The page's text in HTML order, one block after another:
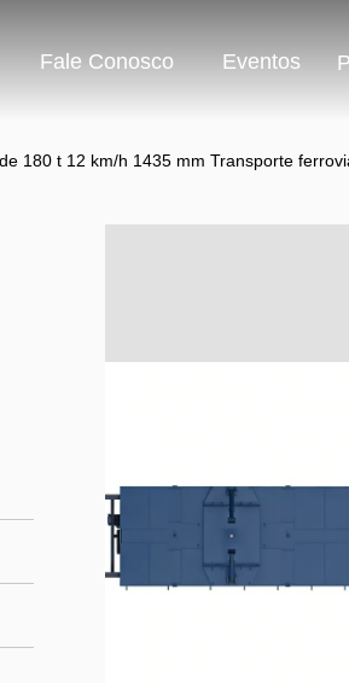
Fale Conosco Eventos
180 t 12 km/h 1435 mm Transporte